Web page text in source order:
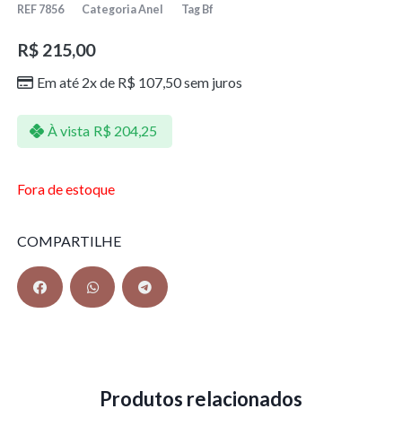
REF 7856 CategoriaAnel Tag Bf
R$215,00
Em até 2x de R$ 107,50sem juros
À vista R$ 204,25
Fora de estoque
COMPARTILHE
Produtos relacionados